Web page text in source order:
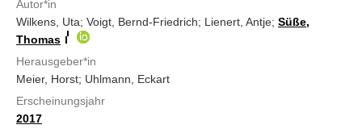
Autor*in
Wilkens, Uta; Voigt, Bernd-Friedrich; Lienert, Antje; Süße,
Thomas
Herausgeber*in
Meier, Horst; Uhlmann, Eckart
Erscheinungsjahr
2017